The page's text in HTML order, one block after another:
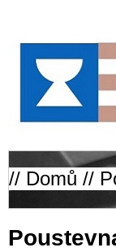
// Domů //